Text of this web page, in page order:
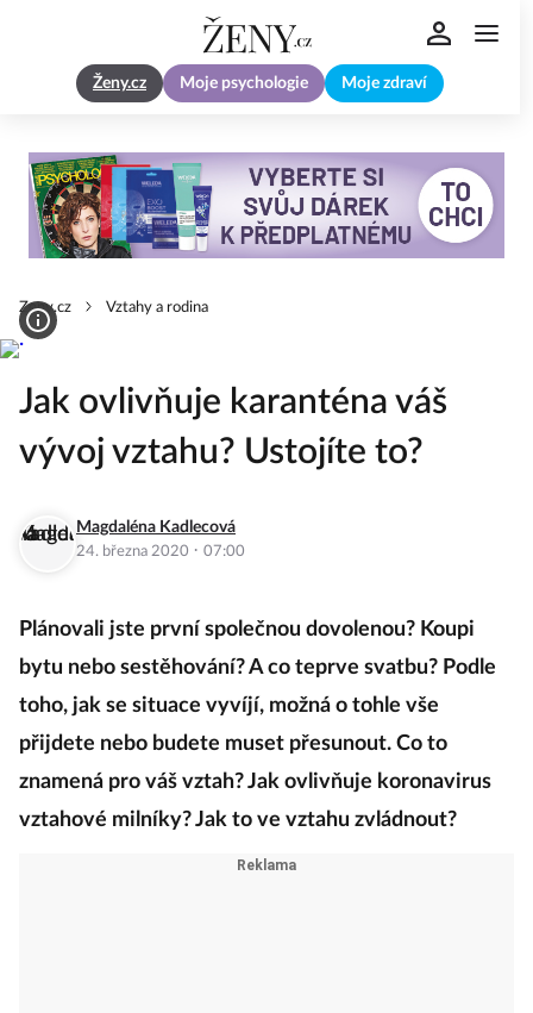
Ženy.cz Moje psychologie Moje zdraví
Zeny.cz Vztahy a rodina
Jak ovlivňuje karanténa váš
vývoj vztahu? Ustojíte to?
Magdaléna Kadlecová
24. března 2020 · 07:00
Plánovali jste první společnou dovolenou? Koupi
bytu nebo sestěhování? A co teprve svatbu? Podle
toho, jak se situace vyvíjí, možná o tohle vše
přijdete nebo budete muset přesunout. Co to
znamená pro váš vztah? Jak ovlivňuje koronavirus
vztahové milníky? Jak to ve vztahu zvládnout?